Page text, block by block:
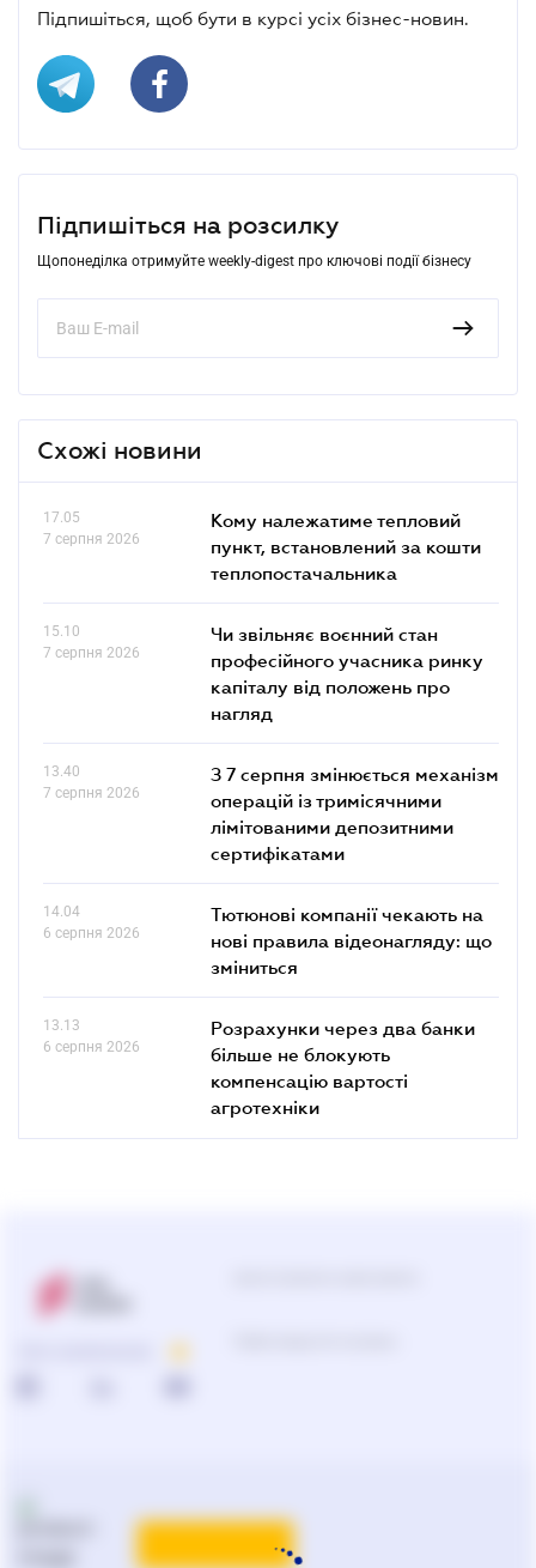
Підпишіться, щоб бути в курсі усіх бізнес-новин.
Підпишіться на розсилку
Щопонеділка отримуйте weekly-digest про ключові події бізнесу
Схожі новини
17.05
7 серпня 2026
Кому належатиме тепловий
пункт, встановлений за кошти
теплопостачальника
15.10
7 серпня 2026
Чи звільняє воєнний стан
професійного учасника ринку
капіталу від положень про
нагляд
13.40
7 серпня 2026
З 7 серпня змінюється механізм
операцій із тримісячними
лімітованими депозитними
сертифікатами
14.04
6 серпня 2026
Тютюнові компанії чекають на
нові правила відеонагляду: що
зміниться
13.13
6 серпня 2026
Розрахунки через два банки
більше не блокують
компенсацію вартості
агротехніки